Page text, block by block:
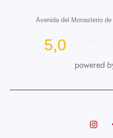
Avenida del Monasterio
5,0